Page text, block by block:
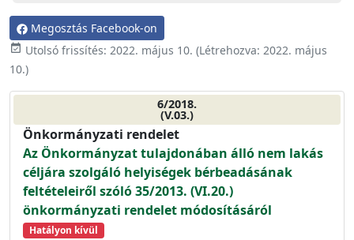
Megosztás Facebook-on
event_available Utolsó frissítés: 2022. május 10. (Létrehozva: 2022. május
10.)
6/2018.
(V.03.)
Önkormányzati rendelet
Az Önkormányzat tulajdonában álló nem lakás
céljára szolgáló helyiségek bérbeadásának
feltételeiről szóló 35/2013. (VI.20.)
önkormányzati rendelet módosításáról
Hatályon kívül